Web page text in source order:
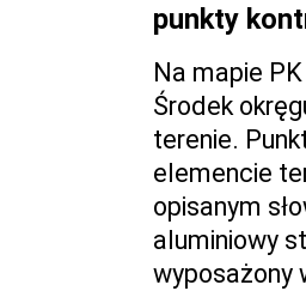
punkty
Na mapie
Środek
terenie.
elemencie
opisanym
aluminiowy
wyposażony